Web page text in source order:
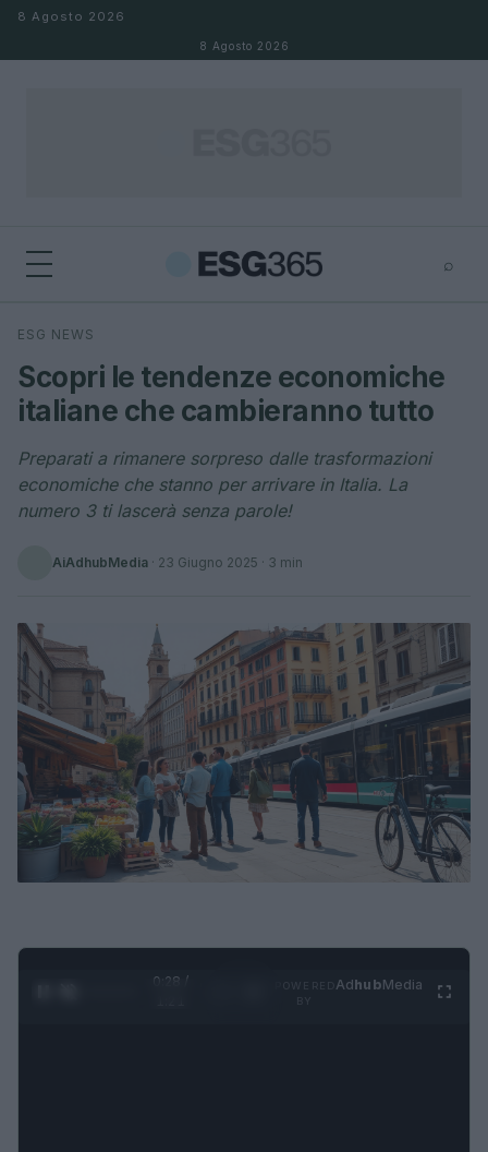
Salta al contenuto
8 Agosto 2026
8 Agosto 2026
⌕
Cerca
ESG NEWS
Scopri le tendenze economiche
italiane che cambieranno tutto
Preparati a rimanere sorpreso dalle trasformazioni
economiche che stanno per arrivare in Italia. La
numero 3 ti lascerà senza parole!
AiAdhubMedia · 23 Giugno 2025 · 3 min
0:29 /
AdhubMedia